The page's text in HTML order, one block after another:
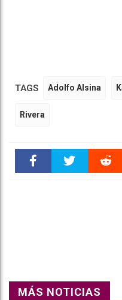
TAGS Adolfo Alsina
Rivera
MÁS NOTICIAS